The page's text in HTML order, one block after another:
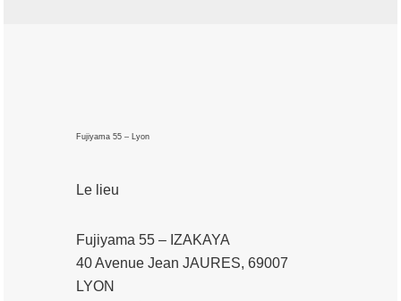
Fujiyama 55 – Lyon
Le lieu
Fujiyama 55 – IZAKAYA
40 Avenue Jean JAURES, 69007
LYON